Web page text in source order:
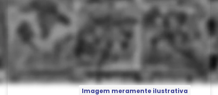
Imagem meramente ilustrativa